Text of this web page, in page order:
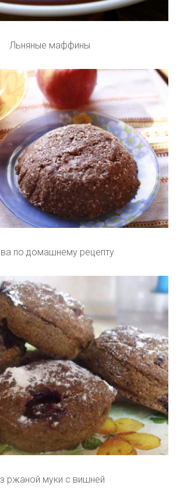
Льняные маффины
по домашнему рецепту
ржаной муки с вишней